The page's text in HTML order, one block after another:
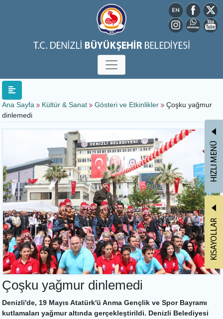
Ana Sayfa Kültür & Sanat Gösteri ve Etkinlikler
Çoşku yağmur
dinlemedi
Çoşku yağmur dinlemedi
Denizli'de, 19 Mayıs Atatürk'ü Anma Gençlik ve Spor Bayramı
kutlamaları yağmur altında gerçekleştirildi. Denizli Belediyesi